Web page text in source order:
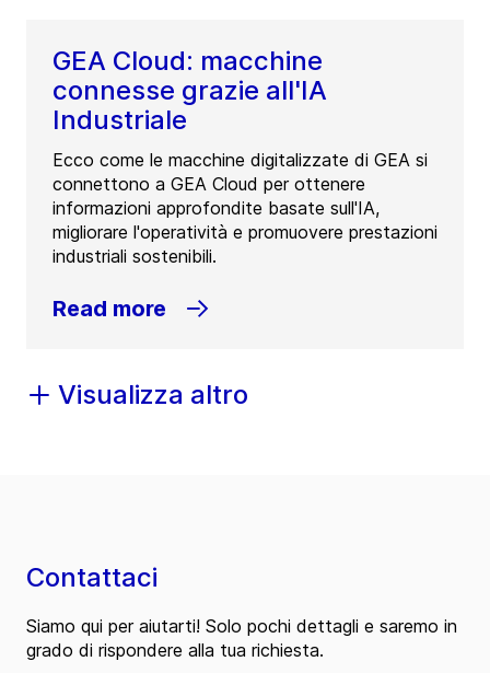
GEA Cloud: macchine
connesse grazie all'IA
Industriale
Ecco come le macchine digitalizzate di GEA si
connettono a GEA Cloud per ottenere
informazioni approfondite basate sull'IA,
migliorare l'operatività e promuovere prestazioni
industriali sostenibili.
Read more
Visualizza altro
Contattaci
Siamo qui per aiutarti! Solo pochi dettagli e saremo in
grado di rispondere alla tua richiesta.